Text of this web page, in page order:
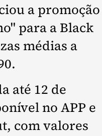
a promoção
para a Black
médias a
até 12 de
no APP e
com valores